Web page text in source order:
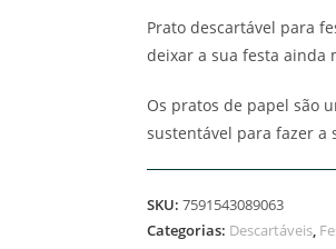
Prato descartável para
deixar a sua festa ainda
Os pratos de papel são
sustentável para fazer a
SKU:7591543089063
Categorias: Descartáveis,